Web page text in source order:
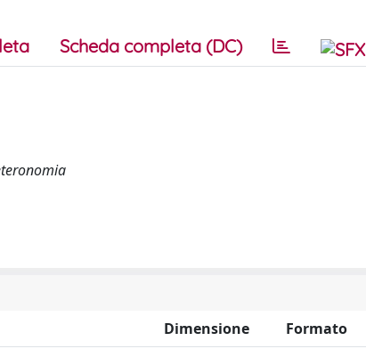
Scheda completa (DC)
Dimensione
Formato